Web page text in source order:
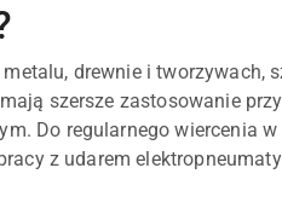
drewnie i tworzywach,
mają szersze zastosowanie
Do regularnego wiercenia
z udarem